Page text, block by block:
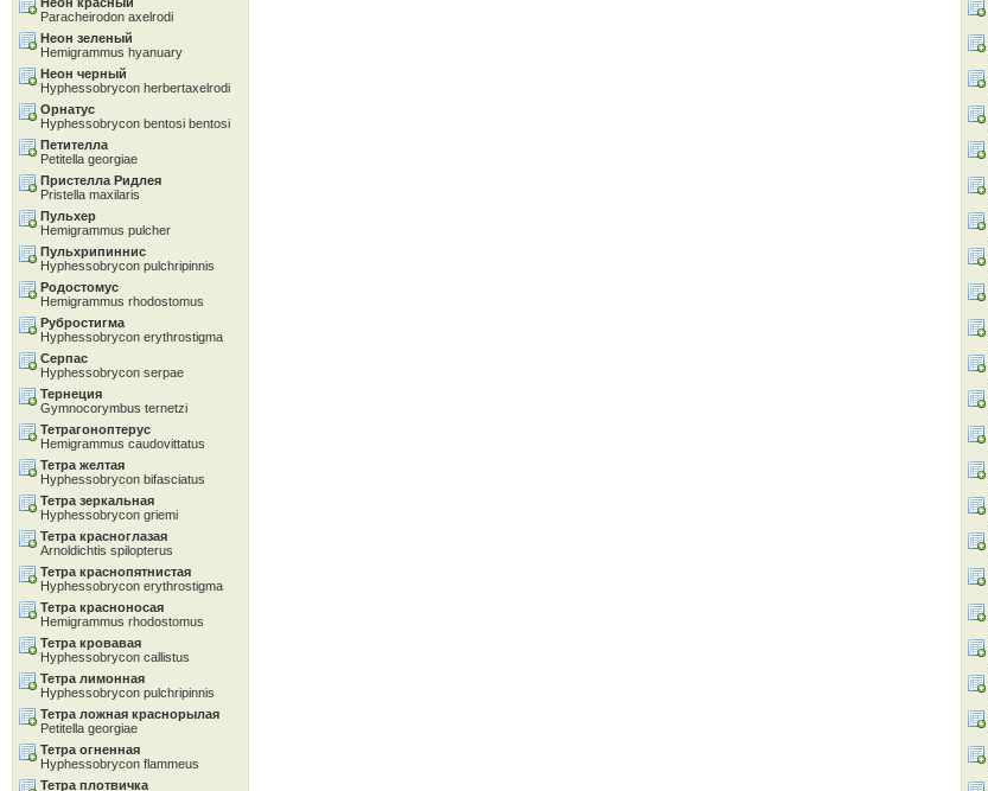
Paracheirodon axelrodi
Неон зеленый
Hemigrammus hyanuary
Неон черный
Hyphessobrycon herbertaxelrodi
Орнатус
Hyphessobrycon bentosi bentosi
Петителла
Petitella georgiae
Пристелла Ридлея
Pristella maxilaris
Пульхер
Hemigrammus pulcher
Пульхрипиннис
Hyphessobrycon pulchripinnis
Родостомус
Hemigrammus rhodostomus
Рубростигма
Hyphessobrycon erythrostigma
Серпас
Hyphessobrycon serpae
Тернеция
Gymnocorymbus ternetzi
Тетрагоноптерус
Hemigrammus caudovittatus
Тетра желтая
Hyphessobrycon bifasciatus
Тетра зеркальная
Hyphessobrycon griemi
Тетра красноглазая
Arnoldichtis spilopterus
Тетра краснопятнистая
Hyphessobrycon erythrostigma
Тетра красноносая
Hemigrammus rhodostomus
Тетра кровавая
Hyphessobrycon callistus
Тетра лимонная
Hyphessobrycon pulchripinnis
Тетра ложная краснорылая
Petitella georgiae
Тетра огненная
Hyphessobrycon flammeus
Тетра плотвичка